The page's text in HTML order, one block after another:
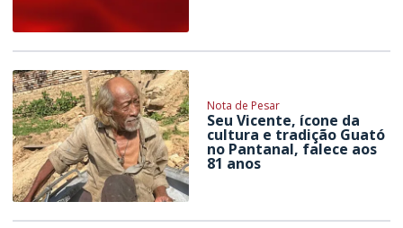
Nota de Pesar
Seu Vicente, ícone da
cultura e tradição Guató
no Pantanal, falece aos
81 anos